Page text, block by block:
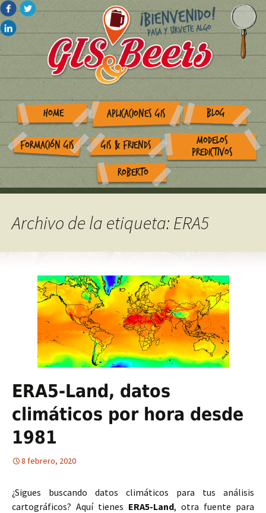
HOME APLICACIONES GIS BLOG
FORMACIÓN GIS GIS & FRIENDS
MODELOS
PREDICTIVOS
ROBERTO
Archivo de la etiqueta: ERA5
ERA5-Land, datos
climáticos por hora desde
1981
8 febrero, 2020
¿Sigues buscando datos climáticos para tus análisis
cartográficos? Aquí tienes ERA5-Land, otra fuente para